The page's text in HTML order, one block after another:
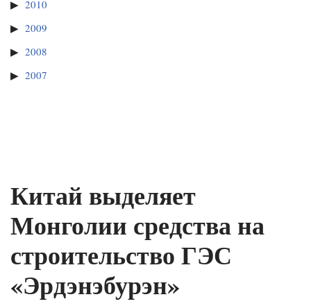
2010
2009
2008
2007
Китай выделяет
Монголии средства на
строительство ГЭС
«Эрдэнэбурэн»